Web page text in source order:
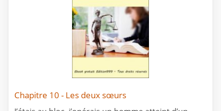
Chapitre 10 - Les deux sœurs